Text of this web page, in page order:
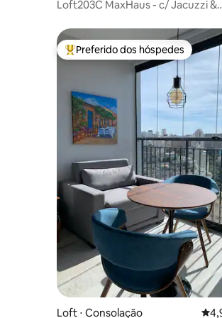
Loft203C MaxHaus - c/ Jacuzzi &
Entre os melhores preferidos dos
Preferido dos hóspedes
Loft ⋅ Consolação